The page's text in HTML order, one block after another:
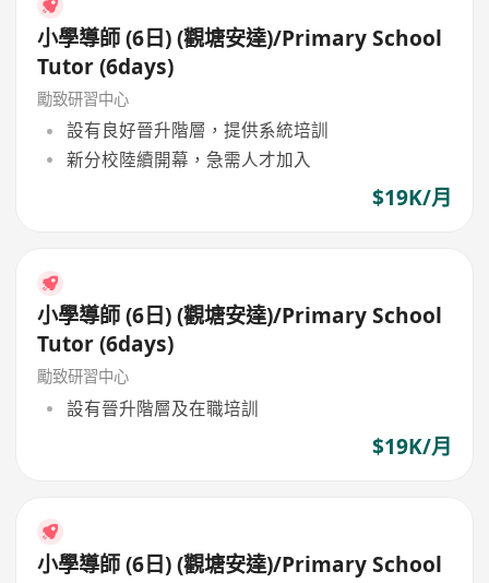
小學導師 (6日) (觀塘安達)/Primary School
Tutor (6days)
勵致研習中心
設有良好晉升階層，提供系統培訓
新分校陸續開幕，急需人才加入
$19K/月
小學導師 (6日) (觀塘安達)/Primary School
Tutor (6days)
勵致研習中心
設有晉升階層及在職培訓
$19K/月
小學導師 (6日) (觀塘安達)/Primary School